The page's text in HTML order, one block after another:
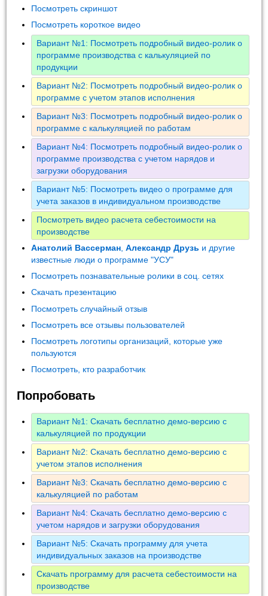
Посмотреть скриншот
Посмотреть короткое видео
Вариант №1: Посмотреть подробный видео-ролик о
программе производства с калькуляцией по
продукции
Вариант №2: Посмотреть подробный видео-ролик о
программе с учетом этапов исполнения
Вариант №3: Посмотреть подробный видео-ролик о
программе с калькуляцией по работам
Вариант №4: Посмотреть подробный видео-ролик о
программе производства с учетом нарядов и
загрузки оборудования
Вариант №5: Посмотреть видео о программе для
учета заказов в индивидуальном производстве
Посмотреть видео расчета себестоимости на
производстве
Анатолий Вассерман ,Александр Друзь и другие
известные люди о программе "УСУ"
Посмотреть познавательные ролики в соц. сетях
Скачать презентацию
Посмотреть случайный отзыв
Посмотреть все отзывы пользователей
Посмотреть логотипы организаций, которые уже
пользуются
Посмотреть, кто разработчик
Попробовать
Вариант №1: Скачать бесплатно демо-версию с
калькуляцией по продукции
Вариант №2: Скачать бесплатно демо-версию с
учетом этапов исполнения
Вариант №3: Скачать бесплатно демо-версию с
калькуляцией по работам
Вариант №4: Скачать бесплатно демо-версию с
учетом нарядов и загрузки оборудования
Вариант №5: Скачать программу для учета
индивидуальных заказов на производстве
Скачать программу для расчета себестоимости на
производстве